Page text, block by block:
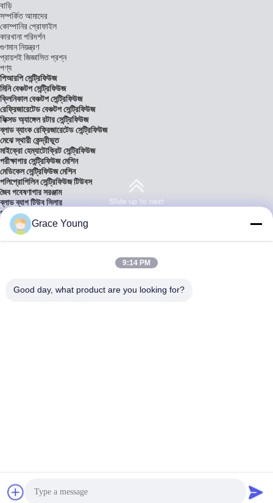
বাড়ি
সম্পর্কিত আমাদের
কোম্পানির প্রোফাইল
কারখানা পরিদর্শন
গুণমান নিয়ন্ত্রণ
প্রায়শই জিজ্ঞাসিত প্রশ্ন
পণ্য
পিআরপি সেন্ট্রিফিউজ
মিনি বেঞ্চটপ সেন্ট্রিফিউজ
ক্লিনিকাল বেঞ্চটপ সেন্ট্রিফিউজ
রেফ্রিজারেটেড বেঞ্চটপ সেন্ট্রিফিউজ
ফিক্সড অ্যাঙ্গেল রটার সেন্ট্রিফিউজ
ব্লাড ব্যাংক রেফ্রিজারেটেড সেন্ট্রিফিউজ
মেঝে স্থায়ী কেন্দ্রীভূত
মাইক্রো হেম্যাটোক্রিট সেন্ট্রিফিউজ
পরীক্ষাগার সেন্ট্রিফিউজ মেশিন
মেডিকেল সেন্ট্রিফিউজ মেশিন
পলিপ্রোপিলিন সেন্ট্রিফিউজ টিউবস
জৈব গবেষণাগার সরঞ্জাম
ব্লাড ব্যাগ টিউব সিলার
পরীক্ষাগার বিশ্লেষণাত্মক ভারসাম্য
সমাধান
আমাদের সাথে যোগাযোগ
উদ্ধৃতি

কোম্পানির প্রোফাইল
সমাধান
আমাদের সাথে যোগাযোগ
Grace Young
9:14 PM
Good day, what product are you looking for?